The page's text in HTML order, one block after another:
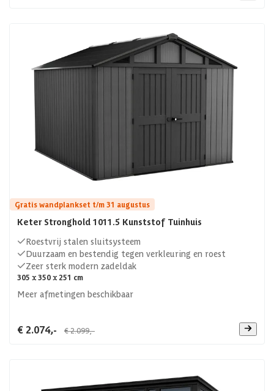
Gratis wandplankset t/m 31 augustus
Keter Stronghold 1011.5 Kunststof Tuinhuis
Roestvrij stalen sluitsysteem
Duurzaam en bestendig tegen verkleuring en roest
Zeer sterk modern zadeldak
305 x 350 x 251 cm
Meer afmetingen beschikbaar
€ 2.074,- € 2.099,-